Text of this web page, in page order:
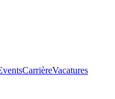
CarrièreVacatures